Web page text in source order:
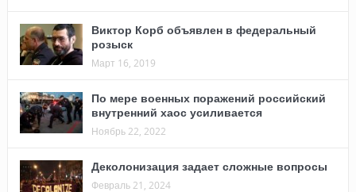
Виктор Корб объявлен в федеральный
розыск
Март 16, 2019
По мере военных поражений российский
внутренний хаос усиливается
Ноябрь 22, 2022
Деколонизация задает сложные вопросы
Февраль 21, 2024